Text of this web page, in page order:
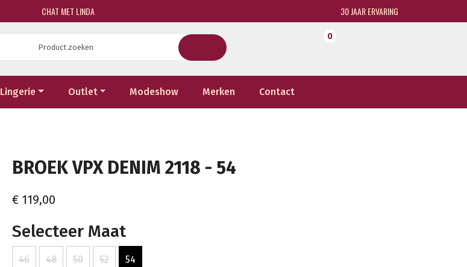
CHAT MET LINDA 30 JAAR ERVARING
0
Lingerie Outlet Modeshow Merken Contact
BROEK VPX DENIM 2118 - 54
€ 119,00
Selecteer Maat
46 48 50 52 54